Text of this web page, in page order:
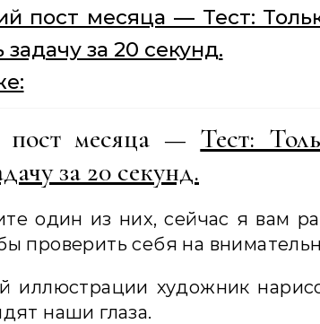
пост месяца — Тест:
за 20 секунд.
пост месяца — Тест:
за 20 секунд.
один из них, сейчас я вам
проверить себя на
иллюстрации художник
наши глаза.